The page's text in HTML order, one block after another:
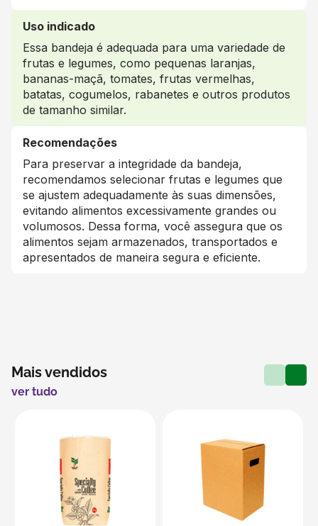
Uso indicado
Essa bandeja é adequada para uma variedade de
frutas e legumes, como pequenas laranjas,
bananas-maçã, tomates, frutas vermelhas,
batatas, cogumelos, rabanetes e outros produtos
de tamanho similar.
Recomendações
Para preservar a integridade da bandeja,
recomendamos selecionar frutas e legumes que
se ajustem adequadamente às suas dimensões,
evitando alimentos excessivamente grandes ou
volumosos. Dessa forma, você assegura que os
alimentos sejam armazenados, transportados e
apresentados de maneira segura e eficiente.
Mais vendidos
ver tudo